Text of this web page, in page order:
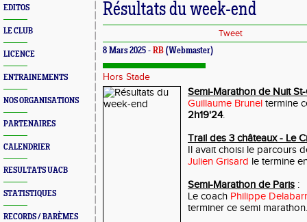
EDITOS
LE CLUB
LICENCE
ENTRAINEMENTS
NOS ORGANISATIONS
PARTENAIRES
CALENDRIER
RESULTATS UACB
STATISTIQUES
RECORDS / BARÈMES
Résultats du week-end
Tweet
8 Mars 2025 - RB (Webmaster)
Hors Stade
Semi-Marathon de Nuit
Guillaume Brunel termine
2h19'24.
Trail des 3 châteaux - Le
Il avait choisi le parcours
Julien Grisard le termine
Semi-Marathon de Paris :
Le coach Philippe
terminer ce semi